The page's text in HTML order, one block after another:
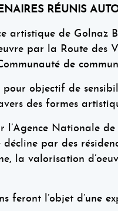
RÉUNIS
artistique de Golnaz
par la Route des
de
objectif de
des formes
l’Agence Nationale
décline par des
la valorisation
feront l’objet d’une